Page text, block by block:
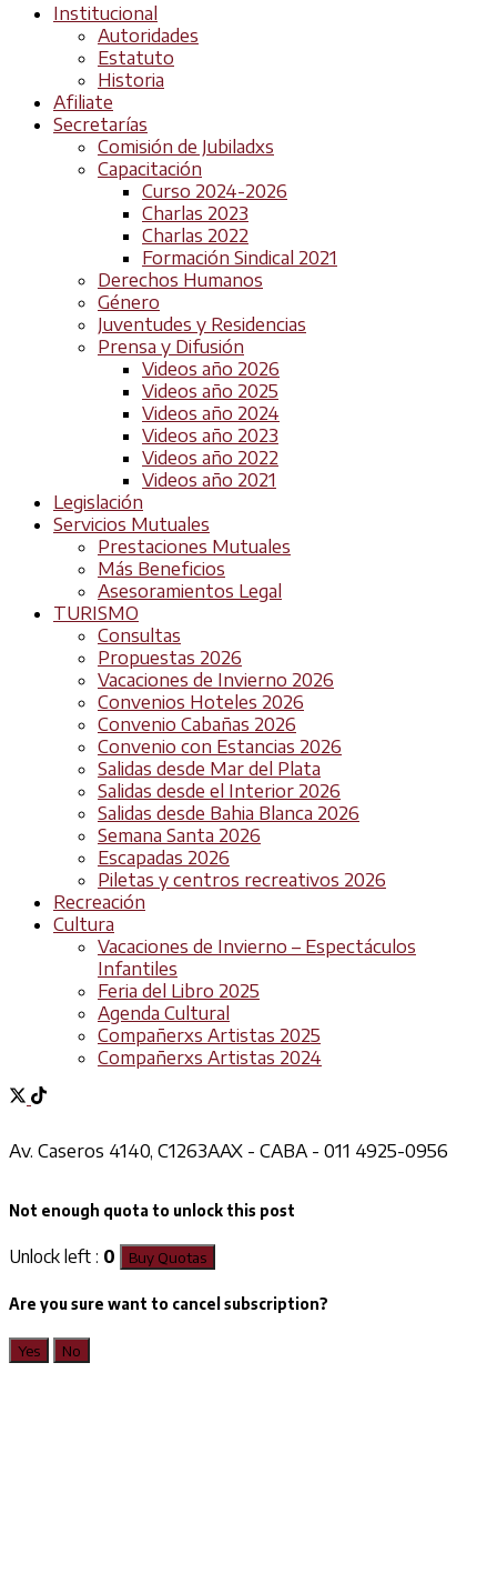
Institucional
Autoridades
Estatuto
Historia
Afiliate
Secretarías
Comisión de Jubiladxs
Capacitación
Curso 2024-2026
Charlas 2023
Charlas 2022
Formación Sindical 2021
Derechos Humanos
Género
Juventudes y Residencias
Prensa y Difusión
Videos año 2026
Videos año 2025
Videos año 2024
Videos año 2023
Videos año 2022
Videos año 2021
Legislación
Servicios Mutuales
Prestaciones Mutuales
Más Beneficios
Asesoramientos Legal
TURISMO
Consultas
Propuestas 2026
Vacaciones de Invierno 2026
Convenios Hoteles 2026
Convenio Cabañas 2026
Convenio con Estancias 2026
Salidas desde Mar del Plata
Salidas desde el Interior 2026
Salidas desde Bahia Blanca 2026
Semana Santa 2026
Escapadas 2026
Piletas y centros recreativos 2026
Recreación
Cultura
Vacaciones de Invierno – Espectáculos
Infantiles
Feria del Libro 2025
Agenda Cultural
Compañerxs Artistas 2025
Compañerxs Artistas 2024
Av. Caseros 4140, C1263AAX - CABA - 011 4925-0956
Not enough quota to unlock this post
Unlock left : 0 Buy Quotas
Are you sure want to cancel subscription?
Yes No